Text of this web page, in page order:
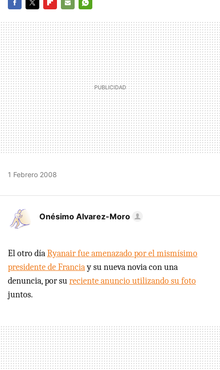
MAIL
1 Febrero 2008
Onésimo Alvarez-Moro
El otro díaRyanair fue amenazado por el mismísimo
presidente de Franciay su nueva novia con una
denuncia, por sureciente anuncio utilizando su foto
juntos.